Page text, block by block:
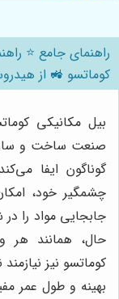
راهنمای جامع ⭐️
کوماتسو 🚜 از
بیل مکانیکی
صنعت ساخت و ساز
گوناگون ایفا
چشمگیر خود،
جابجایی مواد را
حال، همانند هر
کوماتسو نیز
بهینه و طول عمر